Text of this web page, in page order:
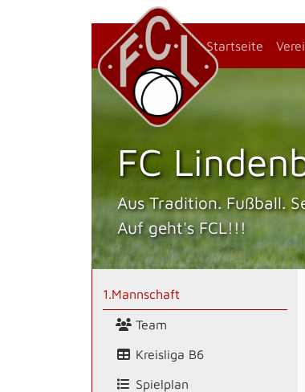
Startseite
FC
Aus Tradition. Fußball.
Auf geht's FCL!!!
1.Mannschaft
Team
Kreisliga B6
Spielplan